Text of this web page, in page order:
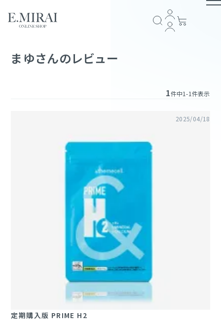
アイテム一覧
サプリメント
定期購入
ブランド一覧
&themecell
Shin&Me
ブランドストーリー
E.MIRAI会員について
プライバシーポリシー
特定商取引法に基づく表記
お問い合わせ
ショッピングガイド
お支払い方法について
配送・送料について
まゆさんのレビュー
1件中1-1件表示
定期購入版 PRIME H2
2025/04/18